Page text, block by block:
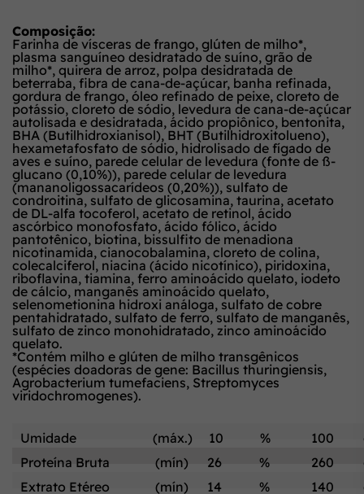
Composição:
Farinha de vísceras de frango, glúten de milho*,
plasma sanguíneo desidratado de suíno, grão de
milho*, quirera de arroz, polpa desidratada de
beterraba, fibra de cana-de-açúcar, banha refinada,
gordura de frango, óleo refinado de peixe, cloreto de
potássio, cloreto de sódio, levedura de cana-de-açúcar
autolisada e desidratada, ácido propiônico, bentonita,
BHA (Butilhidroxianisol), BHT (Butilhidroxitolueno),
hexametafosfato de sódio, hidrolisado de fígado de
aves e suíno, parede celular de levedura (fonte de ß-
glucano (0,10%)), parede celular de levedura
(mananoligossacarídeos (0,20%)), sulfato de
condroitina, sulfato de glicosamina, taurina, acetato
de DL-alfa tocoferol, acetato de retinol, ácido
ascórbico monofosfato, ácido fólico, ácido
pantotênico, biotina, bissulfito de menadiona
nicotinamida, cianocobalamina, cloreto de colina,
colecalciferol, niacina (ácido nicotínico), piridoxina,
riboflavina, tiamina, ferro aminoácido quelato, iodeto
de cálcio, manganês aminoácido quelato,
selenometionina hidroxi análoga, sulfato de cobre
pentahidratado, sulfato de ferro, sulfato de manganês,
sulfato de zinco monohidratado, zinco aminoácido
quelato.
*Contém milho e glúten de milho transgênicos
(espécies doadoras de gene: Bacillus thuringiensis,
Agrobacterium tumefaciens, Streptomyces
viridochromogenes).
Umidade (máx.) 10 % 100
Proteína Bruta
(mín) 26 % 260
Extrato Etéreo
(mín) 14 % 140